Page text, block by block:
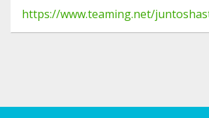
https://www.teaming.net/